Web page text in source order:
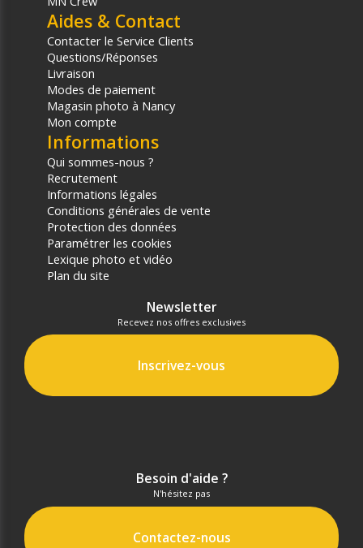
Aides & Contact
Contacter le Service Clients
Questions/Réponses
Livraison
Modes de paiement
Magasin photo à Nancy
Mon compte
Informations
Qui sommes-nous ?
Recrutement
Informations légales
Conditions générales de vente
Protection des données
Paramétrer les cookies
Lexique photo et vidéo
Plan du site
Newsletter
Recevez nos offres exclusives
Inscrivez-vous
Besoin d'aide ?
N'hésitez pas
Contactez-nous